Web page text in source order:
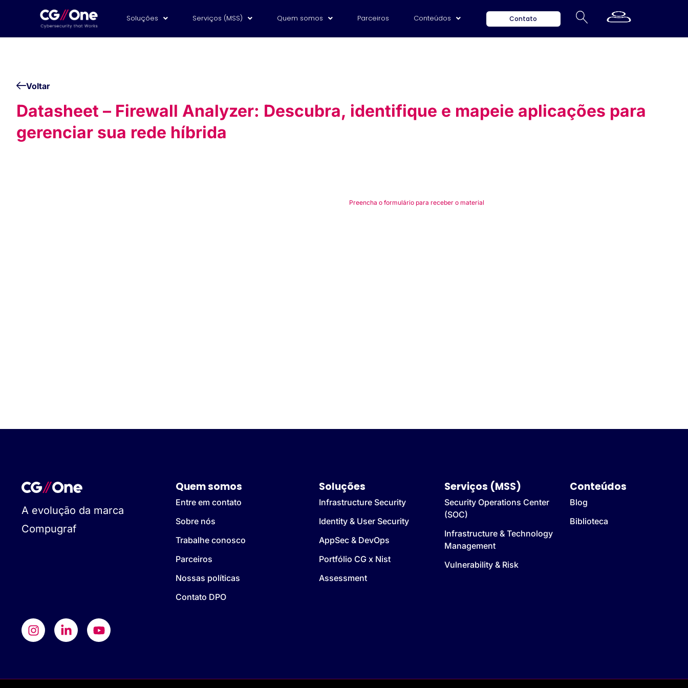
Soluções Serviços (MSS) Quem somos Parceiros Conteúdos Contato
Voltar
Datasheet – Firewall Analyzer: Descubra, identifique e mapeie aplicações para
gerenciar sua rede híbrida
Preencha o formulário para receber o material
A evolução da marca
Compugraf
Quem somos
Entre em contato
Sobre nós
Trabalhe conosco
Parceiros
Nossas políticas
Contato DPO
Soluções
Infrastructure Security
Identity & User Security
AppSec & DevOps
Portfólio CG x Nist
Assessment
Serviços (MSS)
Security Operations Center
(SOC)
Infrastructure & Technology
Management
Vulnerability & Risk
Conteúdos
Blog
Biblioteca